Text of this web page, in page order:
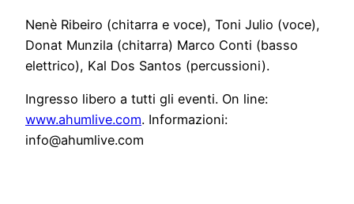
Nenè Ribeiro (chitarra e voce), Toni Julio (voce),
Donat Munzila (chitarra) Marco Conti (basso
elettrico), Kal Dos Santos (percussioni).
Ingresso libero a tutti gli eventi. On line:
www.ahumlive.com. Informazioni:
info@ahumlive.com